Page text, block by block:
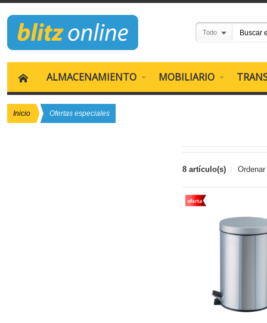
Todo
ALMACENAMIENTO MOBILIARIO
Inicio Ofertas especiales
8 artículo(s) Ordenar